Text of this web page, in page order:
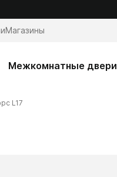
Магазины
Межкомнатные двери
L17